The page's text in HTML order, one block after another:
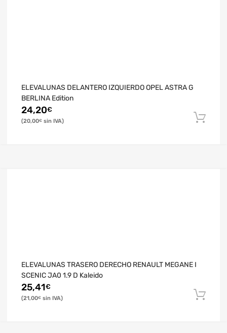
ELEVALUNAS DELANTERO IZQUIERDO OPEL ASTRA G
BERLINA Edition
24,20€
20,00€
ELEVALUNAS TRASERO DERECHO RENAULT MEGANE I
SCENIC JA0 1.9 D Kaleido
25,41€
21,00€